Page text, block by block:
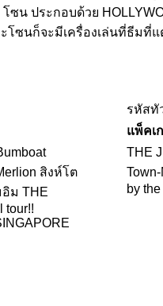
ซน ประกอบด้วย
โซนก็จะมีเครื่องเล่นที่ธีมที่
สิงห์โต
ม THE
tour!!
รหัสทั
แพ็คเ
THE
by